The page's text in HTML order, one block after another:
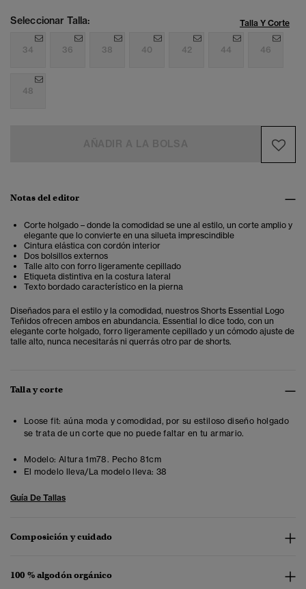
Seleccionar Talla: Talla Y Corte
34 36 38 40 42 44 46
48
Notas del editor
Corte holgado – donde la comodidad se une al estilo, un corte amplio y
elegante que lo convierte en una silueta imprescindible
Cintura elástica con cordón interior
Dos bolsillos externos
Talle alto con forro ligeramente cepillado
Etiqueta distintiva en la costura lateral
Texto bordado característico en la pierna
Diseñados para el estilo y la comodidad, nuestros Shorts Essential Logo
Teñidos ofrecen ambos en abundancia. Essential lo dice todo, con un
elegante corte holgado, forro ligeramente cepillado y un cómodo ajuste de
talle alto, nunca necesitarás ni querrás otro par de shorts.
Talla y corte
Loose fit: aúna moda y comodidad, por su estiloso diseño holgado
se trata de un corte que no puede faltar en tu armario.
Modelo: Altura 1m78. Pecho 81cm
El modelo lleva/La modelo lleva: 38
Guía De Tallas
Composición y cuidado
100 % algodón orgánico